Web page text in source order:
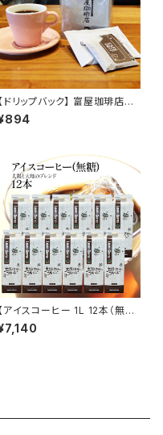
【ドリップバック】 富屋珈琲店オ
ジナル ( 10g×6杯分 ) ブレン
通販 富屋珈琲店
【アイスコーヒー 1L 12本（無
）】太陽と大地のブレンド リキ
ド アイス 自家焙煎 ドリップ ト